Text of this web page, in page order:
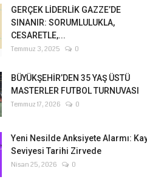
GERÇEK LİDERLİK GAZZE’DE
SINANIR: SORUMLULUKLA,
CESARETLE,...
Temmuz 3, 2025 0
BÜYÜKŞEHİR’DEN 35 YAŞ ÜSTÜ
MASTERLER FUTBOL TURNUVASI
Temmuz 17, 2026 0
Yeni Nesilde Anksiyete Alarmı:
Seviyesi Tarihi Zirvede
Nisan 25, 2026 0